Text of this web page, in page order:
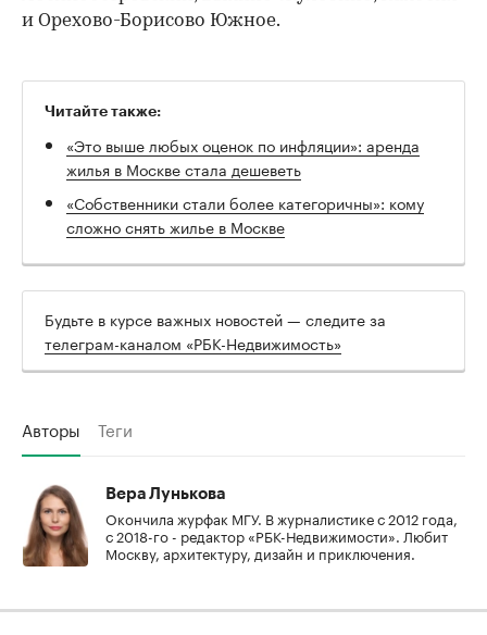
и Орехово-Борисово Южное.
Читайте также:
«Это выше любых оценок по инфляции»: аренда
жилья в Москве стала дешеветь
«Собственники стали более категоричны»: кому
сложно снять жилье в Москве
Будьте в курсе важных новостей — следите за
телеграм-каналом «РБК-Недвижимость»
Авторы Теги
Вера Лунькова
Окончила журфак МГУ. В журналистике с 2012 года,
с 2018-го - редактор «РБК-Недвижимости». Любит
Москву, архитектуру, дизайн и приключения.